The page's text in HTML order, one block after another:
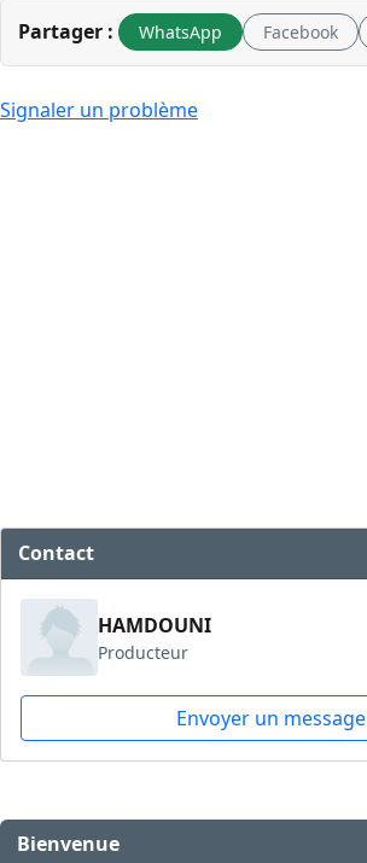
Partager : WhatsApp Facebook
Signaler un problème
Contact
HAMDOUNI
Producteur
Envoyer un message
Bienvenue